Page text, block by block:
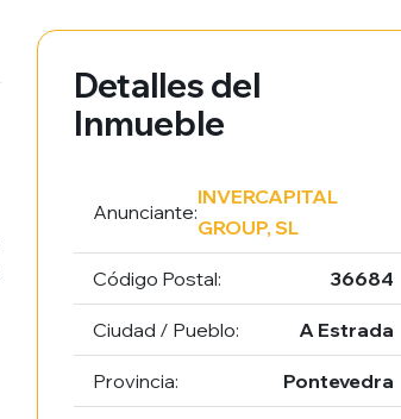
Detalles del
Inmueble
Anunciante:
INVERCAPITAL
GROUP, SL
Código Postal: 36684
Ciudad / Pueblo: A Estrada
Provincia: Pontevedra